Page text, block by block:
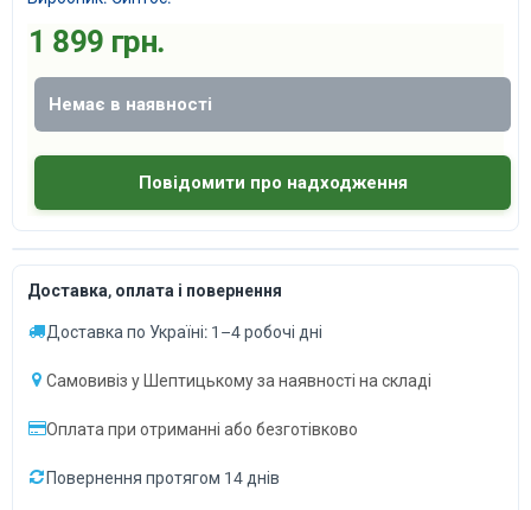
1 899 грн.
Немає в наявності
Повідомити про надходження
Доставка, оплата і повернення
Доставка по Україні: 1–4 робочі дні
Самовивіз у Шептицькому за наявності на складі
Оплата при отриманні або безготівково
Повернення протягом 14 днів